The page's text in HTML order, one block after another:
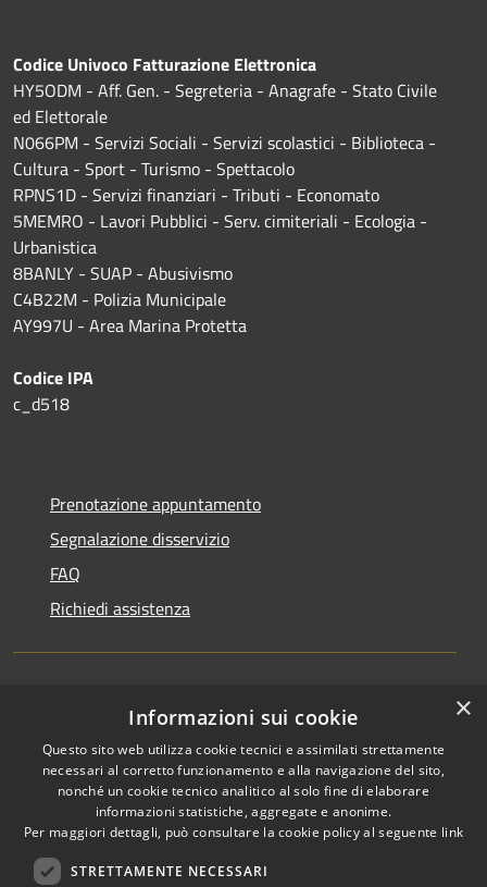
Codice Univoco Fatturazione Elettronica
HY5ODM - Aff. Gen. - Segreteria - Anagrafe - Stato Civile
ed Elettorale
N066PM - Servizi Sociali - Servizi scolastici - Biblioteca -
Cultura - Sport - Turismo - Spettacolo
RPNS1D - Servizi finanziari - Tributi - Economato
5MEMRO - Lavori Pubblici - Serv. cimiteriali - Ecologia -
Urbanistica
8BANLY - SUAP - Abusivismo
C4B22M - Polizia Municipale
AY997U - Area Marina Protetta
Codice IPA
c_d518
Prenotazione appuntamento
Segnalazione disservizio
FAQ
Richiedi assistenza
Amministrazione trasparente
Informativa privacy
Note legali
Dichiarazione di accessibilità
×
Informazioni sui cookie
Questo sito web utilizza cookie tecnici e assimilati strettamente
necessari al corretto funzionamento e alla navigazione del sito,
nonché un cookie tecnico analitico al solo fine di elaborare
informazioni statistiche, aggregate e anonime.
Per maggiori dettagli, può consultare la cookie policy al seguente link
STRETTAMENTE NECESSARI